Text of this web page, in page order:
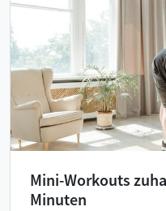
Mini-Workouts
Minuten